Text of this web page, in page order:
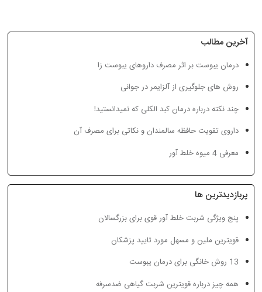
برای شیردهی ضرر دارد؟
عشقه یا پیچک انگلیسی
آخرین مطالب
درمان یبوست بر اثر مصرف داروهای یبوست زا
روش های جلوگیری از آلزایمر در جوانی
چند نکته درباره درمان کبد الکلی که نمیدانستید!
داروی تقویت حافظه سالمندان و نکاتی برای مصرف آن
معرفی 4 میوه خلط آور
پربازدیدترین ها
پنج ویژگی شربت خلط آور قوی برای بزرگسالان
قویترین ملین و مسهل مورد تایید پزشکان
13 روش خانگی برای درمان یبوست
همه چیز درباره قویترین شربت گیاهی ضدسرفه